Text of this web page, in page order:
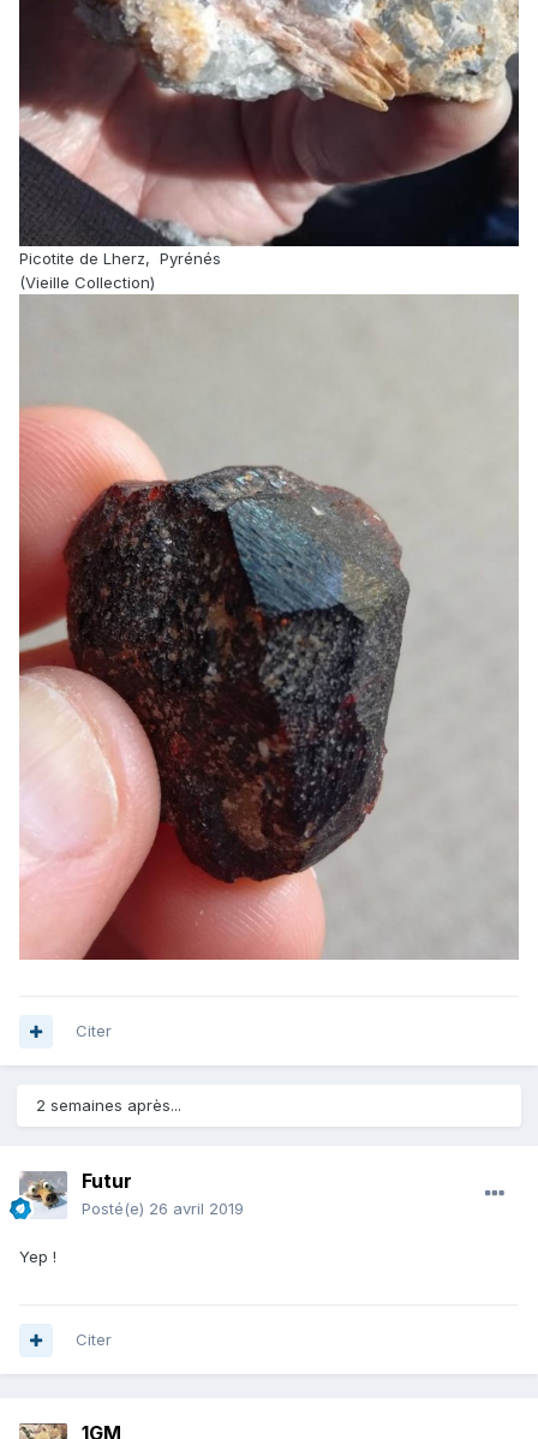
Picotite de Lherz, Pyrénés
(Vieille Collection)
Citer
2 semaines après...
Futur
Posté(e) 26 avril 2019
Yep !
Citer
1GM